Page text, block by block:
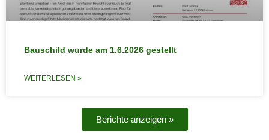
Bauschild wurde am 1.6.2026 gestellt
WEITERLESEN »
Berichte anzeigen »